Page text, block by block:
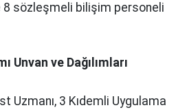
8 sözleşmeli bilişim personeli
Unvan ve Dağılımları
Uzmanı, 3 Kıdemli Uygulama